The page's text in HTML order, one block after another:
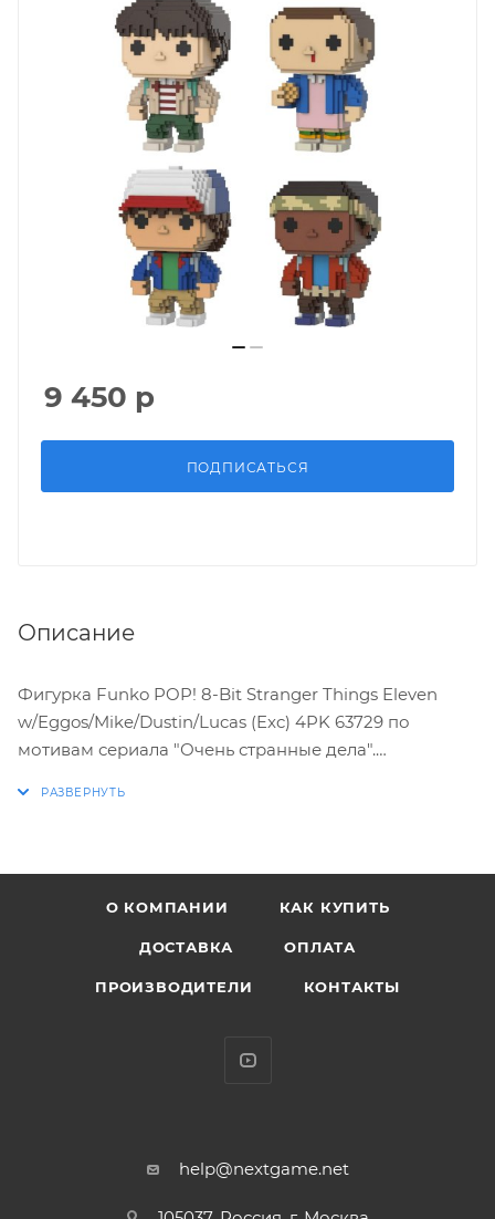
9 450 р
ПОДПИСАТЬСЯ
Описание
Фигурка Funko POP! 8-Bit Stranger Things Eleven
w/Eggos/Mike/Dustin/Lucas (Exc) 4PK 63729 по
мотивам сериала "Очень странные дела".
* Материал: винил
* Оригинальный и официально лицензированный
* Разработчик/Издатель: Funko
1980-е годы, тихий провинциальный американский
решимости родные мальчика и местный шериф,
О КОМПАНИИ КАК КУПИТЬ
ДОСТАВКА ОПЛАТА
ПРОИЗВОДИТЕЛИ КОНТАКТЫ
help@nextgame.net